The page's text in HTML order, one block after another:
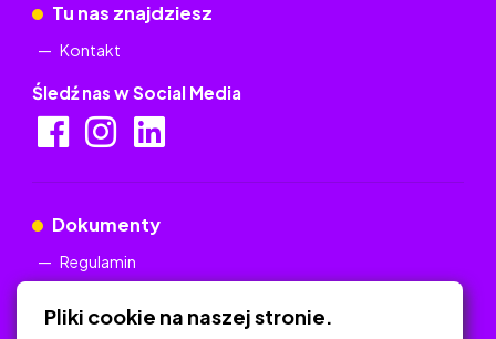
Tu nas znajdziesz
Kontakt
Śledź nas w Social Media
Dokumenty
Regulamin
Pliki cookie na naszej stronie.